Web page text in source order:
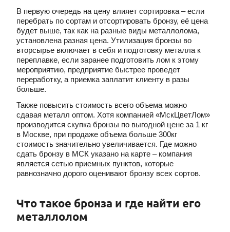
В первую очередь на цену влияет сортировка – если
перебрать по сортам и отсортировать бронзу, её цена
будет выше, так как на разные виды металлолома,
установлена разная цена. Утилизация бронзы во
вторсырье включает в себя и подготовку металла к
переплавке, если заранее подготовить лом к этому
мероприятию, предприятие быстрее проведет
переработку, а приемка заплатит клиенту в разы
больше.
Также повысить стоимость всего объема можно
сдавая металл оптом. Хотя компанией «МскЦветЛом»
производится скупка бронзы по выгодной цене за 1 кг
в Москве, при продаже объема больше 300кг
стоимость значительно увеличивается. Где можно
сдать бронзу в МСК указано на карте – компания
является сетью приемных пунктов, которые
равнозначно дорого оценивают бронзу всех сортов.
Что такое бронза и где найти его
металлолом